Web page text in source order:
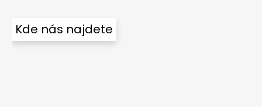
Kde nás najdete